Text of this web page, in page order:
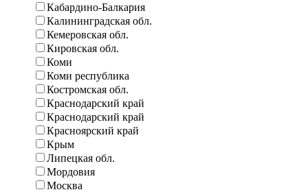
Кабардино-Балкария
Калининградская обл.
Кемеровская обл.
Кировская обл.
Коми
Коми республика
Костромская обл.
Краснодарский край
Краснодарский край
Красноярский край
Крым
Липецкая обл.
Мордовия
Москва